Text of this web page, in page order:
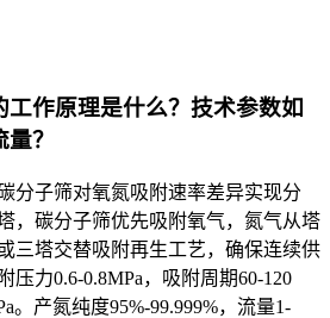
作原理是什么？技术参数如
？
分子筛对氧氮吸附速率差异实现分
，碳分子筛优先吸附氧气，氮气从塔
三塔交替吸附再生工艺，确保连续供
压力0.6-0.8MPa，吸附周期60-120
。产氮纯度95%-99.999%，流量1-